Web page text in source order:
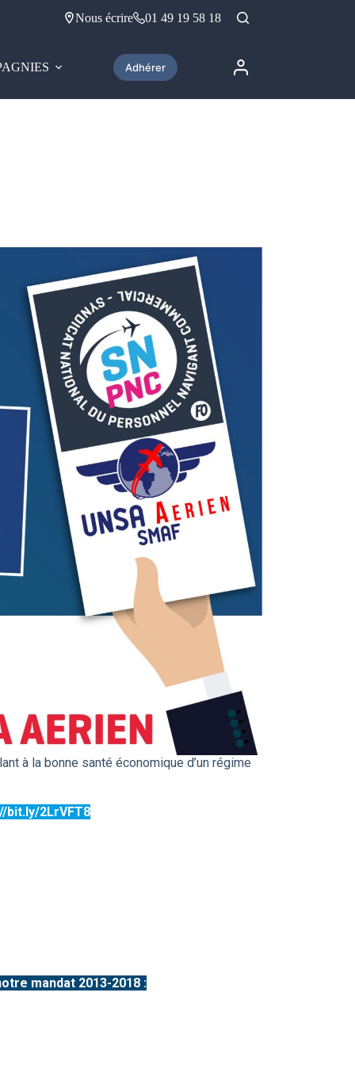
Nous écrire 01 49 19 58 18
Adhérer
à la bonne santé économique d’un régime
bit.ly/2LrVFT8
mandat 2013-2018 :